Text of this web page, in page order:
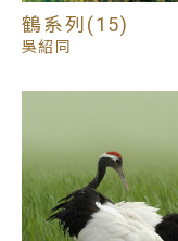
鶴系列(15)
吳紹同